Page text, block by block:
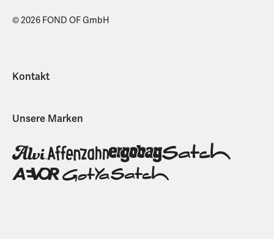
© 2026 FOND OF GmbH
Kontakt
Unsere Marken